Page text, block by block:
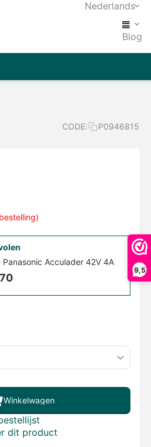
9,5
Nederlands
Blog
CODE: P0946815
Panasonic Acculader 42V 4A
Winkelwagen
dit product